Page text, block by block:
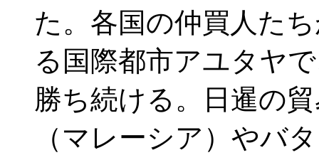
た。各国の仲買人た
る国際都市アユタヤ
勝ち続ける。日暹の
（マレーシア）やバ